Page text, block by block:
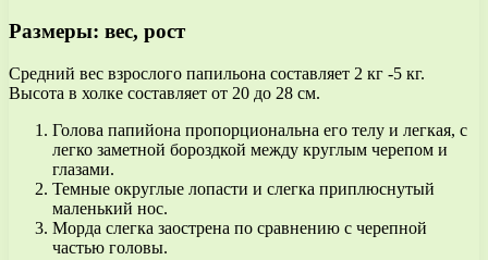
Размеры: вес, рост
Средний вес взрослого папильона составляет 2 кг -5 кг.
Высота в холке составляет от 20 до 28 см.
Голова папийона пропорциональна его телу и легкая, с
легко заметной бороздкой между круглым черепом и
глазами.
Темные округлые лопасти и слегка приплюснутый
маленький нос.
Морда слегка заострена по сравнению с черепной
частью головы.